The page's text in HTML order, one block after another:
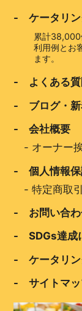
- ケータリン
累計38,000
利用例とお
ます。
- よくある質
- ブログ・新
- 会社概要
- オーナー
- 個人情報保
-特定商取
- お問い合わ
- SDGs達成
- ケータリン
- サイトマッ